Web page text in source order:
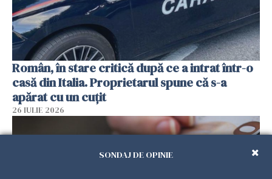
Român, în stare critică după ce a intrat într-o
casă din Italia. Proprietarul spune că s-a
apărat cu un cuțit
26 IULIE 2026
SONDAJ DE OPINIE